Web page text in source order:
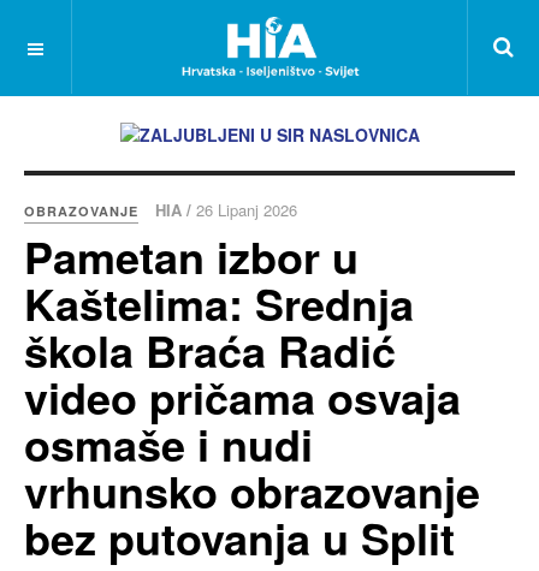
OBRAZOVANJE HIA / 26 Lipanj 2026
Pametan izbor u
Kaštelima: Srednja
škola Braća Radić
video pričama osvaja
osmaše i nudi
vrhunsko obrazovanje
bez putovanja u Split